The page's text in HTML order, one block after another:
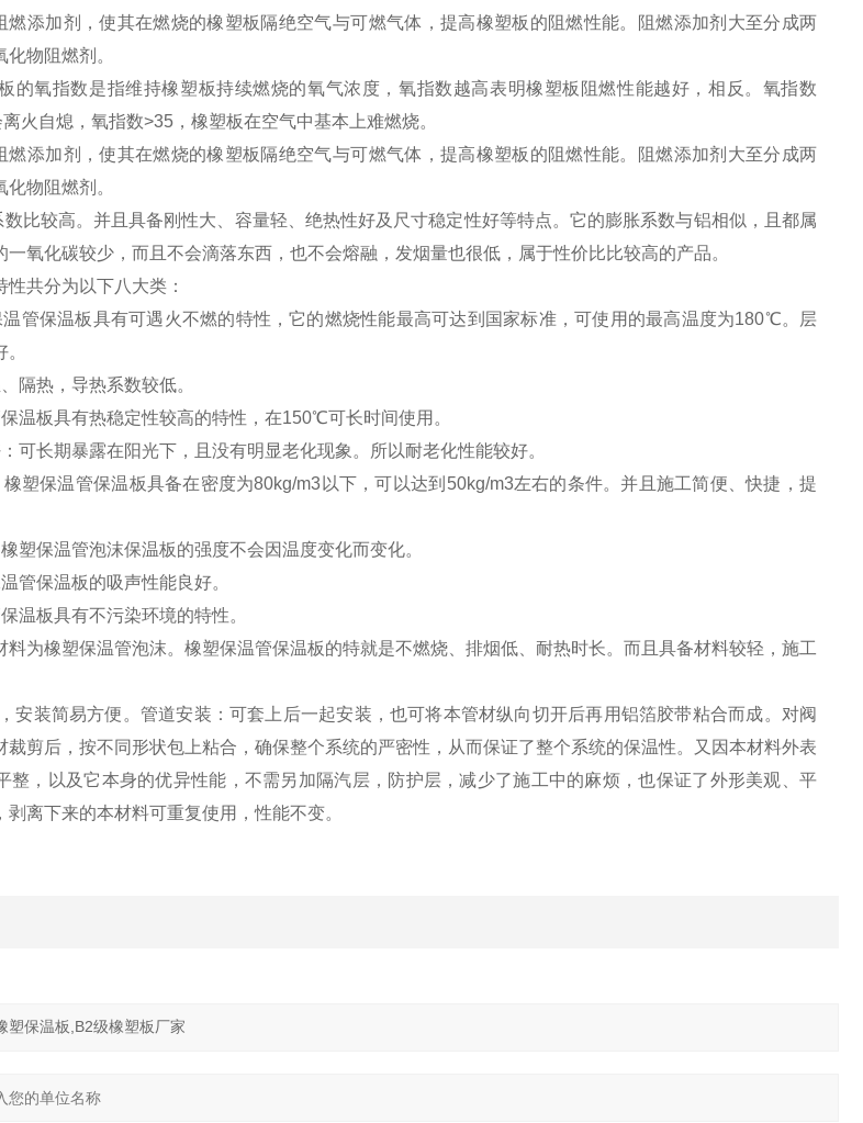
添加剂，使其在燃烧的橡塑板隔绝空气与可燃气体，提高橡塑板的阻燃性能。阻燃添加剂大至分成两
物阻燃剂。
的氧指数是指维持橡塑板持续燃烧的氧气浓度，氧指数越高表明橡塑板阻燃性能越好，相反。氧指数
火自熄，氧指数>35，橡塑板在空气中基本上难燃烧。
添加剂，使其在燃烧的橡塑板隔绝空气与可燃气体，提高橡塑板的阻燃性能。阻燃添加剂大至分成两
物阻燃剂。
比较高。并且具备刚性大、容量轻、绝热性好及尺寸稳定性好等特点。它的膨胀系数与铝相似，且都属
氧化碳较少，而且不会滴落东西，也不会熔融，发烟量也很低，属于性价比比较高的产品。
共分为以下八大类：
管保温板具有可遇火不燃的特性，它的燃烧性能最高可达到国家标准，可使用的最高温度为180℃。层
隔热，导热系数较低。
温板具有热稳定性较高的特性，在150℃可长时间使用。
可长期暴露在阳光下，且没有明显老化现象。所以耐老化性能较好。
塑保温管保温板具备在密度为80kg/m3以下，可以达到50kg/m3左右的条件。并且施工简便、快捷，提
塑保温管泡沫保温板的强度不会因温度变化而变化。
管保温板的吸声性能良好。
温板具有不污染环境的特性。
料为橡塑保温管泡沫。橡塑保温管保温板的特就是不燃烧、排烟低、耐热时长。而且具备材料较轻，施工
安装简易方便。管道安装：可套上后一起安装，也可将本管材纵向切开后再用铝箔胶带粘合而成。对阀
裁剪后，按不同形状包上粘合，确保整个系统的严密性，从而保证了整个系统的保温性。又因本材料外表
整，以及它本身的优异性能，不需另加隔汽层，防护层，减少了施工中的麻烦，也保证了外形美观、平
离下来的本材料可重复使用，性能不变。